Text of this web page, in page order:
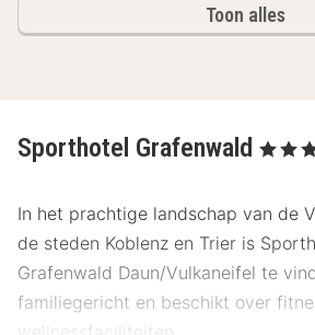
Toon alles
Sporthotel Grafenwald , 4
In het prachtige landschap van de
de steden Koblenz en Trier is
Grafenwald Daun/Vulkaneifel te
familiegericht en beschikt over